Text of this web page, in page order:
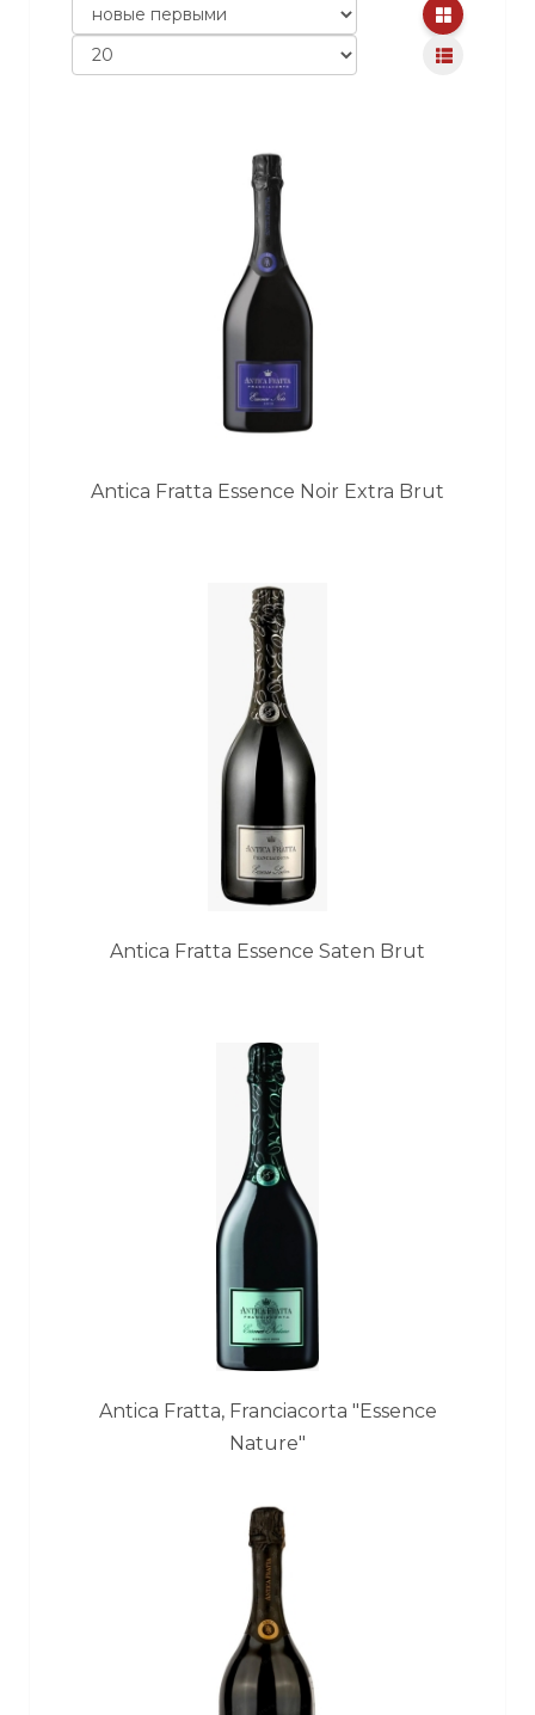
Antica Fratta Essence Noir Extra Brut
Antica Fratta Essence Saten Brut
Antica Fratta, Franciacorta "Essence
Nature"